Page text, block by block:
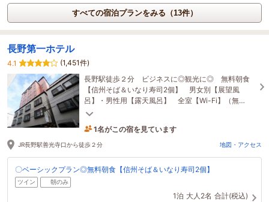
すべての宿泊プランをみる（13件）
長野第一ホテル
4.1
(1,451件)
長野駅徒歩２分 ビジネスに◎観光に◎ 無料朝食
【信州そば＆いなり寿司2個】 男女別【展望風
呂】・男性用【露天風呂】 全室【Wi-Fi】（無
料）・ＶＯＤ（ビデオシアター）（有料） ウォシ
1名がこの宿を見ています
JR長野駅善光寺口から徒歩２分 地図・アクセス
〇ベーシックプラン◎無料朝食【信州そば＆いなり寿司2個】
ツイン 朝のみ
1泊 大人2名 合計(税込)